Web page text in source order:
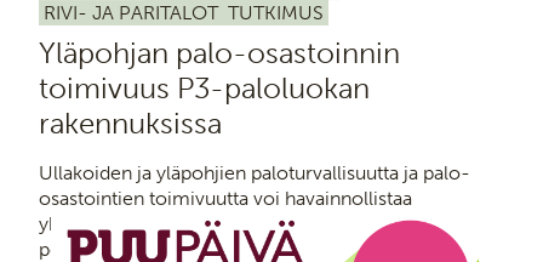
RIVI- JA PARITALOT TUTKIMUS
Yläpohjan palo-osastoinnin
toimivuus P3-paloluokan
rakennuksissa
Ullakoiden ja yläpohjien paloturvallisuutta ja palo-
osastointien toimivuutta voi havainnollistaa
yksityiskohtien ketjuna, jonka heikoimman lenkin
pettäessä kaikki muut hyvin suunnitellut ja toteutetut